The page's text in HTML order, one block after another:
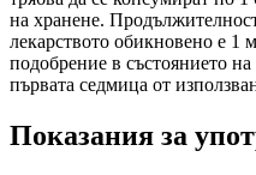
на хранене.
лекарството обикновено е 1
подобрение в състоянието
първата седмица от
Показания за